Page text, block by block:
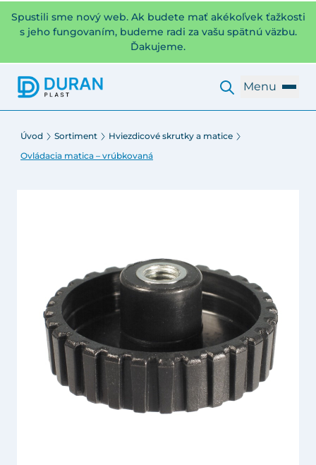
Spustili sme nový web. Ak budete mať akékoľvek ťažkosti
s jeho fungovaním, budeme radi za vašu spätnú väzbu.
Ďakujeme.
Menu
Úvod Sortiment
Hviezdicové skrutky a matice
Ovládacia matica – vrúbkovaná